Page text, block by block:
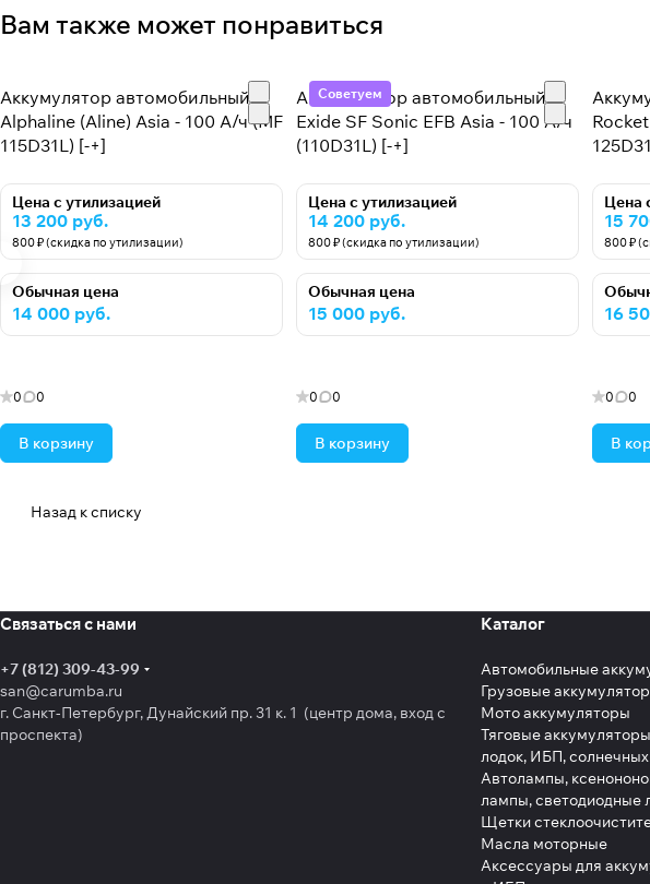
Вам также может понравиться
Аккумулятор автомобильный
Alphaline (Aline) Asia - 100 А/ч (MF
115D31L) [-+]
Цена с утилизацией
13 200 руб.
800 ₽ (скидка по утилизации)
Обычная цена
14 000 руб.
0 0
В корзину
Советуем
Аккумулятор автомобильный
Exide SF Sonic EFB Asia - 100 А/ч
(110D31L) [-+]
Цена с утилизацией
14 200 руб.
800 ₽ (скидка по утилизации)
Обычная цена
15 000 руб.
0 0
В корзину
Цена
15
800 ₽
16
0 0
В
Назад к списку
Связаться с нами
+7 (812) 309-43-99
san@carumba.ru
г. Санкт-Петербург, Дунайский пр. 31 к. 1 (центр дома, вход с
проспекта)
Каталог
Автомобильные
Грузовые
Мото аккумуляторы
Тяговые
лодок, ИБП,
Автолампы,
лампы, светодиодные
Щетки
Масла моторные
Аксессуары для